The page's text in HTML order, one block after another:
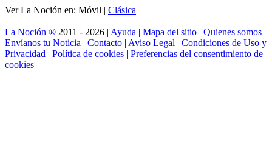
Ver La Noción en: Móvil | Clásica
La Noción ® 2011 - 2026 | Ayuda | Mapa del sitio | Quienes somos |
Envíanos tu Noticia | Contacto | Aviso Legal | Condiciones de Uso y
Privacidad | Política de cookies | Preferencias del consentimiento de
cookies